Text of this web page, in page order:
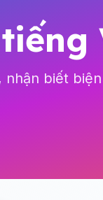
biết